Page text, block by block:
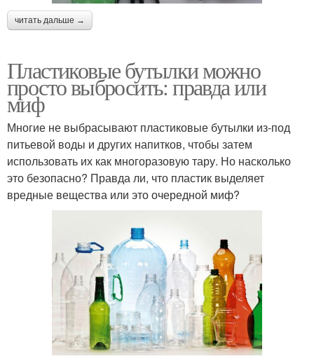
читать дальше →
Пластиковые бутылки можно
просто выбросить: правда или
миф
Многие не выбрасывают пластиковые бутылки из-под
питьевой воды и других напитков, чтобы затем
использовать их как многоразовую тару. Но насколько
это безопасно? Правда ли, что пластик выделяет
вредные вещества или это очередной миф?